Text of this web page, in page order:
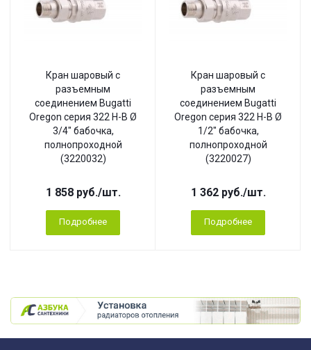
Кран шаровый с
разъемным
соединением Bugatti
Oregon серия 322 Н-В Ø
3/4" бабочка,
полнопроходной
(3220032)
1 858руб./шт.
Подробнее
Кран шаровый с
разъемным
соединением Bugatti
Oregon серия 322 Н-В Ø
1/2" бабочка,
полнопроходной
(3220027)
1 362руб./шт.
Подробнее